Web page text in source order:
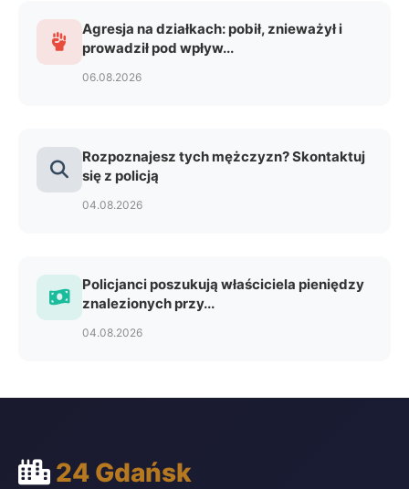
Agresja na działkach: pobił, znieważył i
prowadził pod wpływ...
06.08.2026
Rozpoznajesz tych mężczyzn? Skontaktuj
się z policją
04.08.2026
Policjanci poszukują właściciela pieniędzy
znalezionych przy...
04.08.2026
24 Gdańsk